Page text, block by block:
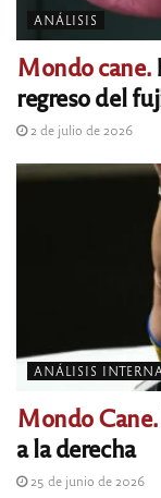
ANÁLISIS
Mondo cane.
regreso del
2 de julio de 2026
ANÁLISIS
Mondo Cane.
a la derecha
25 de junio de 2026